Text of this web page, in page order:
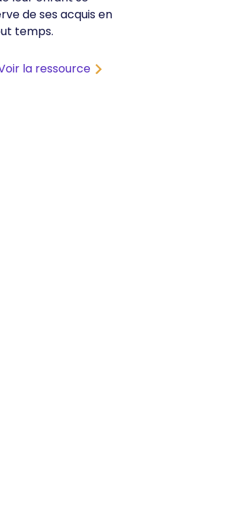
de ses acquis en
temps.
la ressource